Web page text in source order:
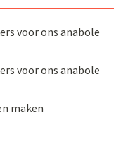
voor ons anabole
voor ons anabole
maken